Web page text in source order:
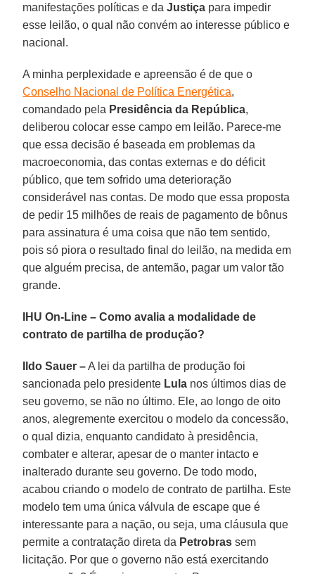
manifestações políticas e daJustiça para impedir
esse leilão, o qual não convém ao interesse público e
nacional.
A minha perplexidade e apreensão é de que o
Conselho Nacional de Política Energética,
comandado pela Presidência da República,
deliberou colocar esse campo em leilão. Parece-me
que essa decisão é baseada em problemas da
macroeconomia, das contas externas e do déficit
público, que tem sofrido uma deterioração
considerável nas contas. De modo que essa proposta
de pedir 15 milhões de reais de pagamento de bônus
para assinatura é uma coisa que não tem sentido,
pois só piora o resultado final do leilão, na medida em
que alguém precisa, de antemão, pagar um valor tão
grande.
IHU On-Line – Como avalia a modalidade de
contrato de partilha de produção?
Ildo Sauer –A lei da partilha de produção foi
sancionada pelo presidente Lula nos últimos dias de
seu governo, se não no último. Ele, ao longo de oito
anos, alegremente exercitou o modelo da concessão,
o qual dizia, enquanto candidato à presidência,
combater e alterar, apesar de o manter intacto e
inalterado durante seu governo. De todo modo,
acabou criando o modelo de contrato de partilha. Este
modelo tem uma única válvula de escape que é
interessante para a nação, ou seja, uma cláusula que
permite a contratação direta da Petrobras sem
licitação. Por que o governo não está exercitando